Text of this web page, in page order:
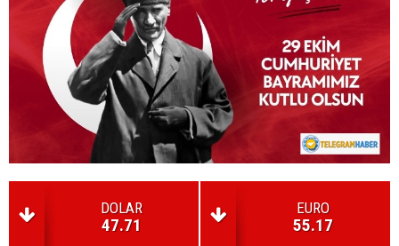
DOLAR
47.71
EURO
55.17